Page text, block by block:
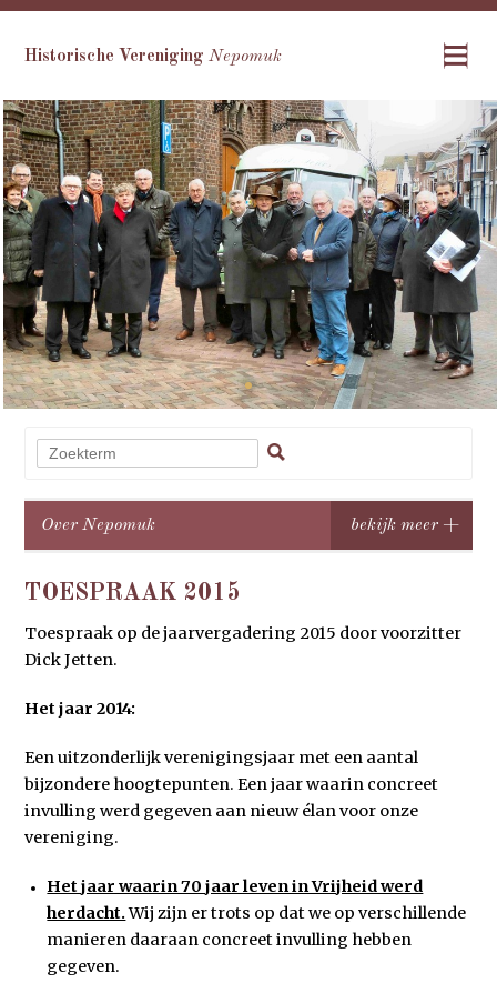
Historische VerenigingNepomuk
•
Over Nepomuk
TOESPRAAK 2015
Toespraak op de jaarvergadering 2015 door voorzitter
Dick Jetten.
Het jaar 2014:
Een uitzonderlijk verenigingsjaar met een aantal
bijzondere hoogtepunten. Een jaar waarin concreet
invulling werd gegeven aan nieuw élan voor onze
vereniging.
Het jaar waarin 70 jaar leven in Vrijheid werd
herdacht.Wij zijn er trots op dat we op verschillende
manieren daaraan concreet invulling hebben
gegeven.